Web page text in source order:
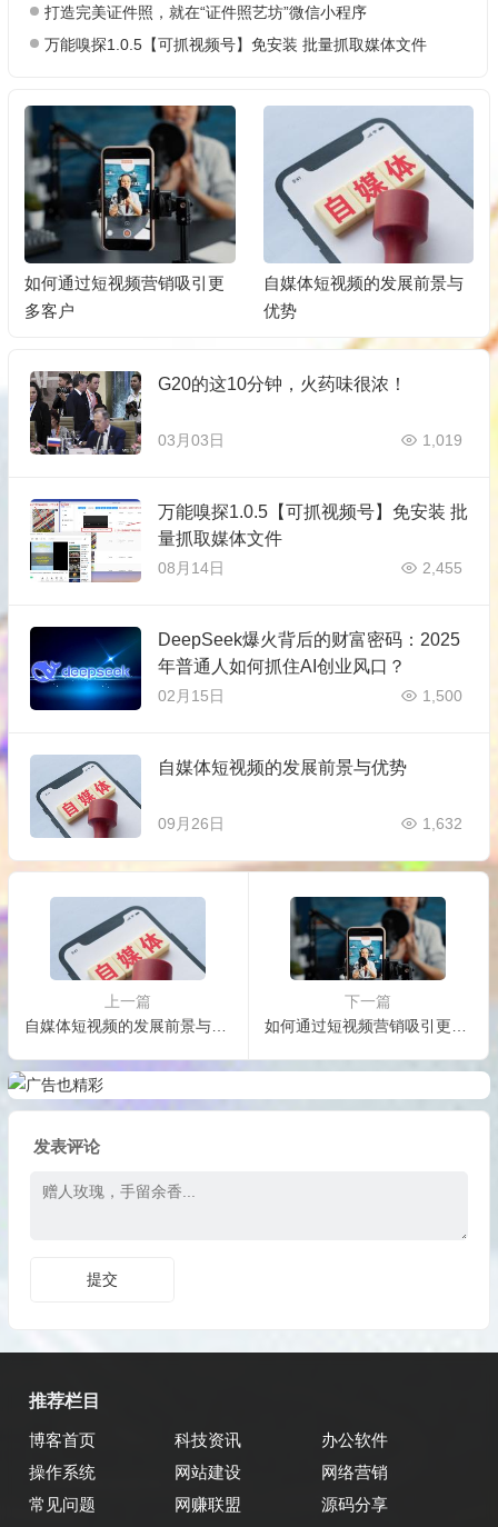
打造完美证件照，就在“证件照艺坊”微信小程序
万能嗅探1.0.5【可抓视频号】免安装 批量抓取媒体文件
自媒体短视频的发展前景与
优势
自媒体短视频：创作、发布
与营销的秘诀
G20的这10分钟，火药味很浓！
03月03日 1,019
万能嗅探1.0.5【可抓视频号】免安装 批
量抓取媒体文件
08月14日 2,455
DeepSeek爆火背后的财富密码：2025
年普通人如何抓住AI创业风口？
02月15日 1,500
自媒体短视频的发展前景与优势
09月26日 1,632
上一篇
自媒体短视频的发展前景与优势
下一篇
发表评论
推荐栏目
博客首页 科技资讯
办公软件
操作系统
网站建设
网络营销
常见问题
网赚联盟 源码分享